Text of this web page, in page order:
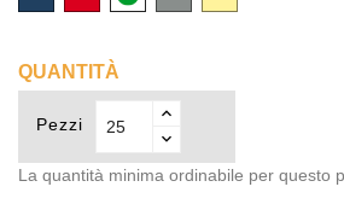
chiaro
QUANTITÀ
Pezzi
La quantità minima ordinabile per questo